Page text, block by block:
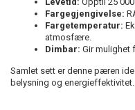
Fargegjengivelse:
Fargetemperatur:
atmosfære.
Dimbar: Gir mulighet
Samlet sett er denne pæren
belysning og energieffektivitet.